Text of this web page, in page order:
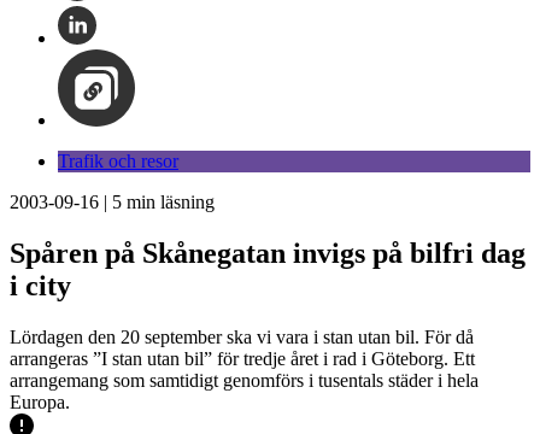
Trafik och resor
2003-09-16 | 5 min läsning
Spåren på Skånegatan invigs på bilfri dag
i city
Lördagen den 20 september ska vi vara i stan utan bil. För då
arrangeras ”I stan utan bil” för tredje året i rad i Göteborg. Ett
arrangemang som samtidigt genomförs i tusentals städer i hela
Europa.